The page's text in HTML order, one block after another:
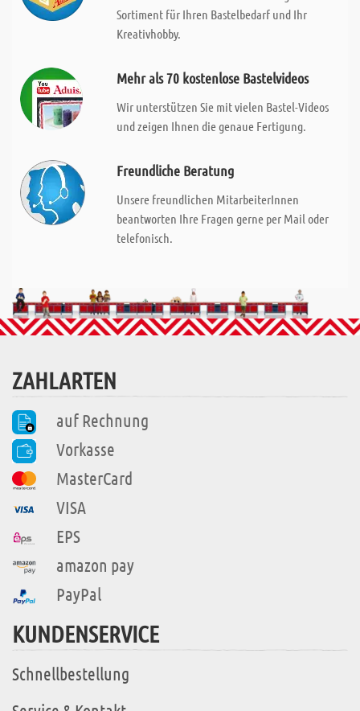
Sortiment für Ihren Bastelbedarf und Ihr
Kreativhobby.
Mehr als 70 kostenlose Bastelvideos
Wir unterstützen Sie mit vielen Bastel-Videos
und zeigen Ihnen die genaue Fertigung.
Freundliche Beratung
Unsere freundlichen MitarbeiterInnen
beantworten Ihre Fragen gerne per Mail oder
telefonisch.
ZAHLARTEN
auf Rechnung
Vorkasse
MasterCard
VISA
EPS
amazon pay
PayPal
KUNDENSERVICE
Schnellbestellung